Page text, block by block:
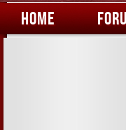
HOME